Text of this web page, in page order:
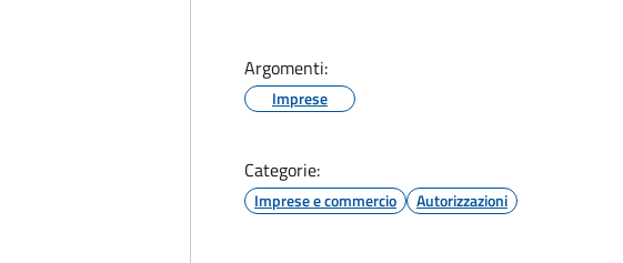
Argomenti:
Imprese
Categorie:
Imprese e commercio Autorizzazioni